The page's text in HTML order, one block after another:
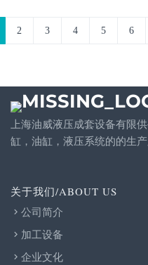
2 3 4 5 6
上海油威液压成套设备有限
缸，油缸，液压系统的的生产
关于我们/ABOUT US
公司简介
加工设备
企业文化